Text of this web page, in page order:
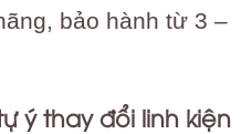
bảo hành từ 3 –
ý thay đổi linh kiện